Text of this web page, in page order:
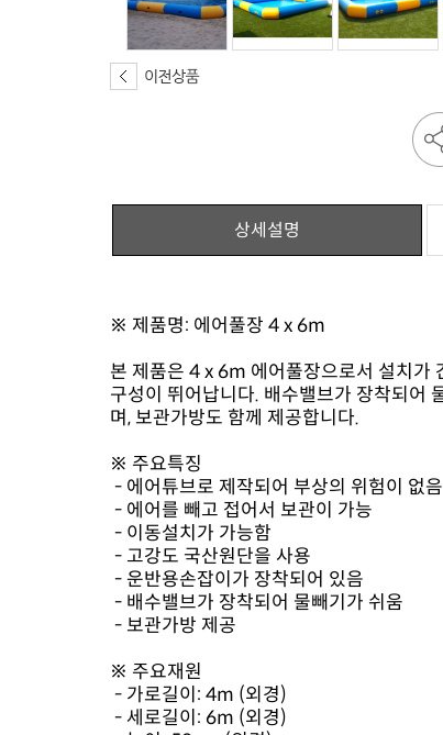
상세설명
※ 제품명: 에어풀장 4 x 6m
며, 보관가방도 함께 제공합니다.
※ 주요특징
- 에어튜브로 제작되어 부상의 위험이 없음
- 에어를 빼고 접어서 보관이 가능
- 이동설치가 가능함
- 고강도 국산원단을 사용
- 운반용손잡이가 장착되어 있음
- 배수밸브가 장착되어 물빼기가 쉬움
- 보관가방 제공
※ 주요재원
- 가로길이: 4m (외경)
- 세로길이: 6m (외경)